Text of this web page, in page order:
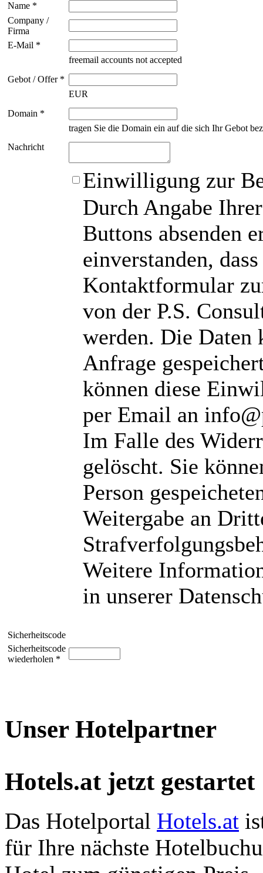
Name *
Company /
Firma
E-Mail *
freemail accounts not accepted
Gebot / Offer *
EUR
Domain *
tragen Sie die Domain ein auf die sich Ihr Gebot
Nachricht
Einwilligung zur
Durch Angabe
Buttons absenden
einverstanden,
Kontaktformular
von der P.S.
werden. Die Daten
Anfrage
können diese
per Email an
Im Falle des
gelöscht. Sie
Person
Weitergabe an
Weitere
in unserer
Sicherheitscode
Sicherheitscode
wiederholen *
Unser Hotelpartner
Hotels.at jetzt gestartet
Das Hotelportal Hotels.at
für Ihre nächste